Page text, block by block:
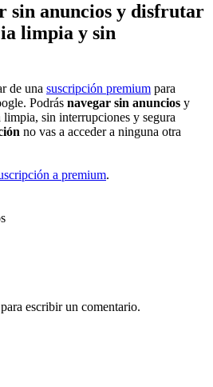
sin anuncios y disfrutar
limpia y sin
de una suscripción premium para
Podrás navegar sin anuncios y
sin interrupciones y segura
no vas a acceder a ninguna otra
a premium.
escribir un comentario.